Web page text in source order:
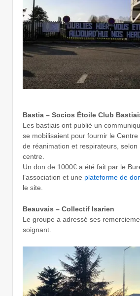
Bastia – Socios Étoile Club
Les bastiais ont publié un
se mobilisaient pour fournir le
de réanimation et respirateurs, selon
centre.
Un don de 1000€ a été fait par le
l’association et une plateforme de
le site.
Beauvais – Collectif Isarien
Le groupe a adressé ses
soignant.